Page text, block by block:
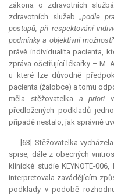
zákona o zdravotních
zdravotních služeb „podle
postupů, při respektování
podmínky a objektivní možnosti
právě individualita pacienta,
zpráva ošetřující lékařky – M.
u které lze důvodně
pacienta (žalobce) a tomu
měla stěžovatelka a priori
předložených podkladů
případě nestalo, jak správně
[63] Stěžovatelka
spise, dále z obecných
klinické studie KEYNOTE-
interpretovala zavádějícím
podklady v podobě